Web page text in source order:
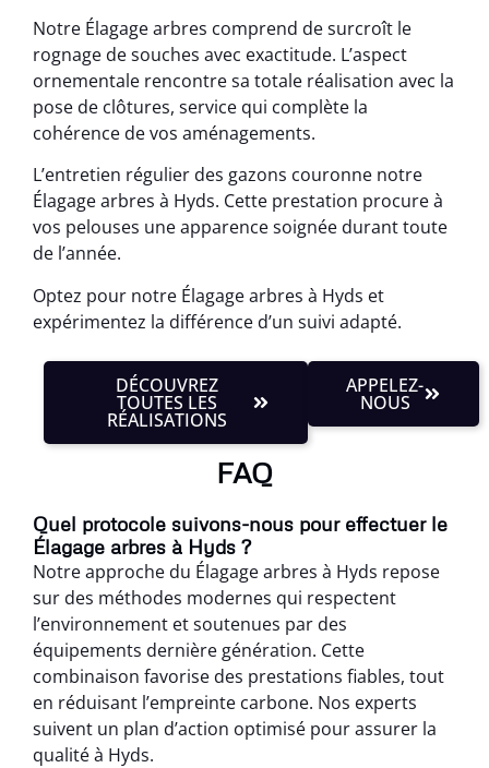
Notre Élagage arbres comprend de surcroît le
rognage de souches avec exactitude. L’aspect
ornementale rencontre sa totale réalisation avec la
pose de clôtures, service qui complète la
cohérence de vos aménagements.
L’entretien régulier des gazons couronne notre
Élagage arbres à Hyds. Cette prestation procure à
vos pelouses une apparence soignée durant toute
de l’année.
Optez pour notre Élagage arbres à Hyds et
expérimentez la différence d’un suivi adapté.
DÉCOUVREZ
TOUTES LES
RÉALISATIONS
APPELEZ-
NOUS
FAQ
Quel protocole suivons-nous pour effectuer le
Élagage arbres à Hyds ?
Notre approche du Élagage arbres à Hyds repose
sur des méthodes modernes qui respectent
l’environnement et soutenues par des
équipements dernière génération. Cette
combinaison favorise des prestations fiables, tout
en réduisant l’empreinte carbone. Nos experts
suivent un plan d’action optimisé pour assurer la
qualité à Hyds.